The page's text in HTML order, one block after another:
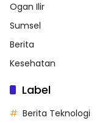
Ogan Ilir
Sumsel
Berita
Kesehatan
Label
Berita Teknologi